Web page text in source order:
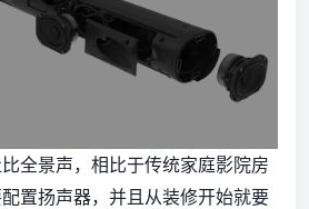
全景声，相比于传统家庭影院房
置扬声器，并且从装修开始就要